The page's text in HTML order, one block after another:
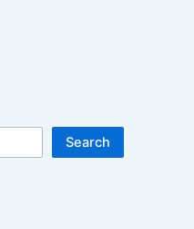
Search